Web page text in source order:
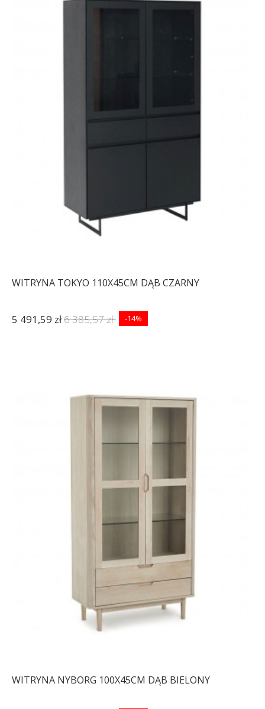
WITRYNA TOKYO 110X45CM DĄB CZARNY
5 491,59 zł6 385,57 zł -14%
WITRYNA NYBORG 100X45CM DĄB BIELONY